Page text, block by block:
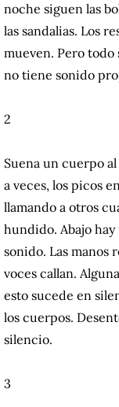
noche siguen las
las sandalias. Los
mueven. Pero todo
no tiene sonido
2
Suena un cuerpo
a veces, los picos
llamando a otros
hundido. Abajo
sonido. Las manos
voces callan.
esto sucede en
los cuerpos.
silencio.
3